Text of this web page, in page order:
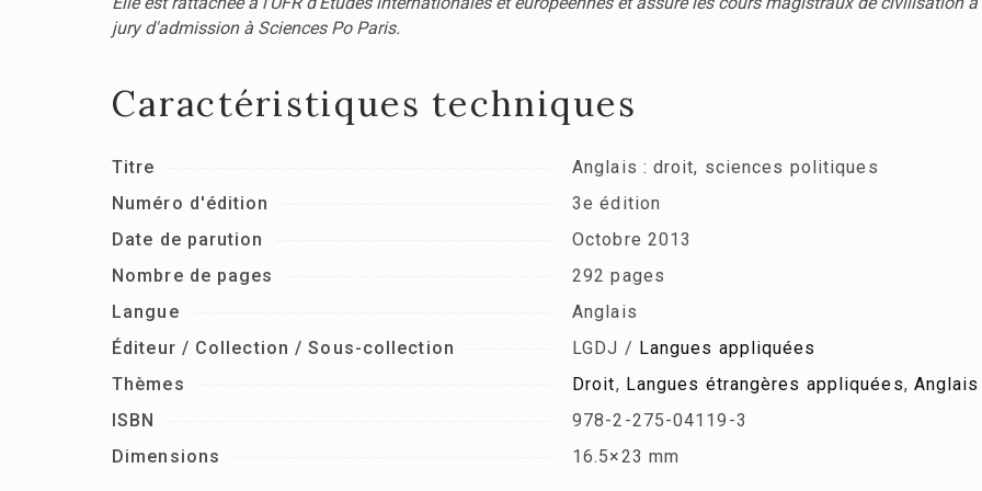
jury d'admission à Sciences Po Paris.
Caractéristiques techniques
Titre
Anglais : droit, sciences politiques
Numéro d'édition
3e édition
Date de parution
Octobre 2013
Nombre de pages
292 pages
Langue
Anglais
Éditeur / Collection / Sous-collection
LGDJ / Langues appliquées
Thèmes
Droit, Langues étrangères appliquées, Anglais
ISBN
978-2-275-04119-3
Dimensions
16.5×23 mm